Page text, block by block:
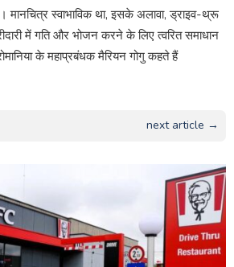
मानचित्र स्वाभाविक था, इसके अलावा, ड्राइव-थ्रू
में गति और भोजन करने के लिए त्वरित समाधान
के महाप्रबंधक मैरियन गोगु कहते हैं
next article →